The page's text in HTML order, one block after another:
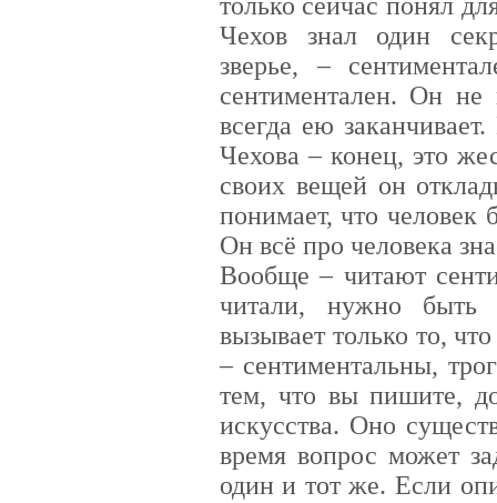
Чехов знал один
зверье, –
сентиментален. Он не
всегда ею
Чехова – конец, это
своих вещей он
понимает, что человек
Он всё про человека
Вообще – читают
читали, нужно быть
вызывает только то,
– сентиментальны,
тем, что вы пишите,
искусства. Оно
время вопрос может
один и тот же. Если